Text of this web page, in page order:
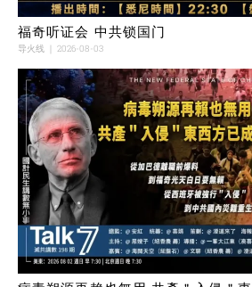
福奇听证会 中共锁国门
导火线 2026-08-03